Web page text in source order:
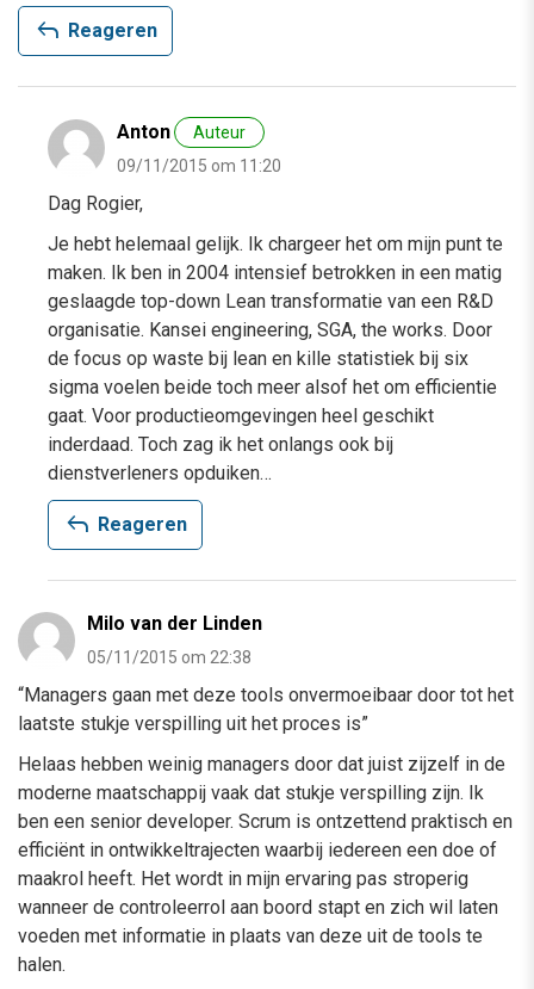
reply Reageren
Anton
Auteur
09/11/2015 om 11:20
Dag Rogier,
Je hebt helemaal gelijk. Ik chargeer het om mijn punt te
maken. Ik ben in 2004 intensief betrokken in een matig
geslaagde top-down Lean transformatie van een R&D
organisatie. Kansei engineering, SGA, the works. Door
de focus op waste bij lean en kille statistiek bij six
sigma voelen beide toch meer alsof het om efficientie
gaat. Voor productieomgevingen heel geschikt
inderdaad. Toch zag ik het onlangs ook bij
dienstverleners opduiken…
reply Reageren
Milo van der Linden
05/11/2015 om 22:38
“Managers gaan met deze tools onvermoeibaar door tot het
laatste stukje verspilling uit het proces is”
Helaas hebben weinig managers door dat juist zijzelf in de
moderne maatschappij vaak dat stukje verspilling zijn. Ik
ben een senior developer. Scrum is ontzettend praktisch en
efficiënt in ontwikkeltrajecten waarbij iedereen een doe of
maakrol heeft. Het wordt in mijn ervaring pas stroperig
wanneer de controleerrol aan boord stapt en zich wil laten
voeden met informatie in plaats van deze uit de tools te
halen.